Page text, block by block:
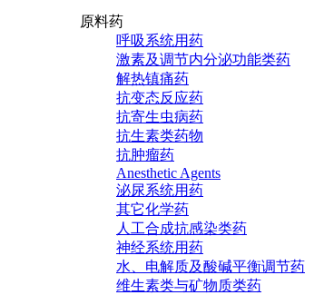
原料药
呼吸系统用药
激素及调节内分泌功能类药
解热镇痛药
抗变态反应药
抗寄生虫病药
抗生素类药物
抗肿瘤药
Anesthetic Agents
泌尿系统用药
其它化学药
人工合成抗感染类药
神经系统用药
水、电解质及酸碱平衡调节药
维生素类与矿物质类药